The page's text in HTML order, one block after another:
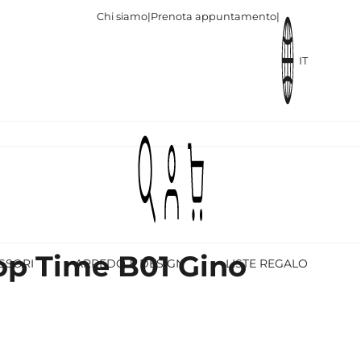
Chi siamo|Prenota appuntamento|
IT
ARREDO & DESIGN LISTE REGALO
Time B01 Gino